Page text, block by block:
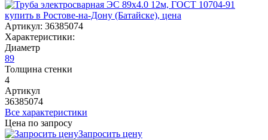
Артикул: 36385074
Характеристики:
Диаметр
89
Толщина стенки
4
Артикул
36385074
Все характеристики
Цена по запросу
Запросить цену